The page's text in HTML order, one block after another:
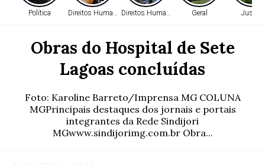
Política Direitos HumanosDireitos Humanos Geral Justiça
Obras do Hospital de Sete
Lagoas concluídas
Foto: Karoline Barreto/Imprensa MG COLUNA
MGPrincipais destaques dos jornais e portais
integrantes da Rede Sindijori
MGwww.sindijorimg.com.br Obra...